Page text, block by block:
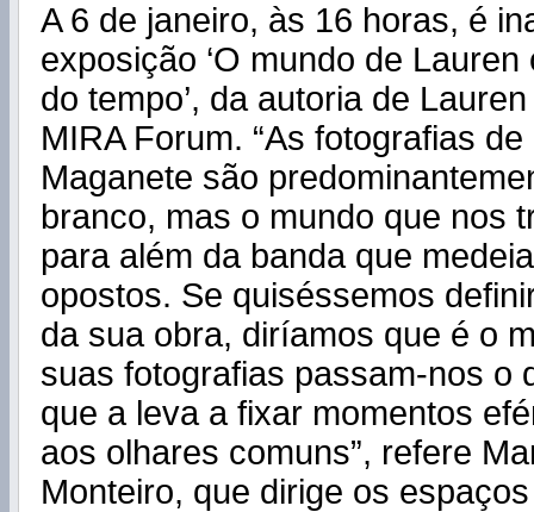
A 6 de janeiro, às 16 horas, é
exposição ‘O mundo de
do tempo’, da autoria de
MIRA Forum. “As fotografias
Maganete são
branco, mas o mundo que nos
para além da banda que
opostos. Se quiséssemos
da sua obra, diríamos que é o
suas fotografias passam-nos o
que a leva a fixar momentos
aos olhares comuns”, refere
Monteiro, que dirige os